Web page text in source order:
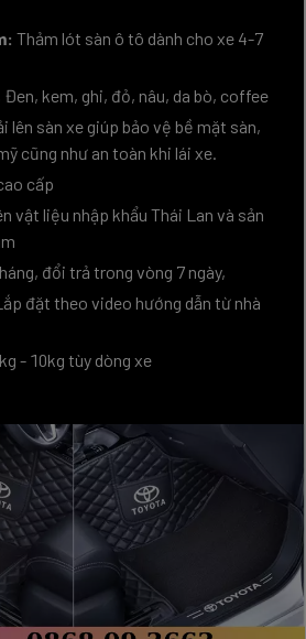
Thảm lót sàn ô tô dành cho xe 4-7
Đen, kem, ghi, đỏ, nâu, da bò, coffee
lên sàn xe giúp bảo vệ bề mặt sàn,
cũng như an toàn khi lái xe.
cấp
vật liệu nhập khẩu Thái Lan và sản
đổi trả trong vòng 7 ngày,
đặt theo video hướng dẫn từ nhà
- 10kg tùy dòng xe